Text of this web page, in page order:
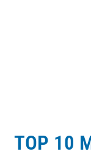
TOP 10